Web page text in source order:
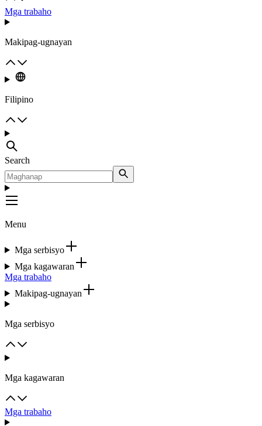
Mga trabaho
Makipag-ugnayan
Filipino
Search
Menu
Mga serbisyo
Mga kagawaran
Mga trabaho
Makipag-ugnayan
Mga serbisyo
Mga kagawaran
Mga trabaho